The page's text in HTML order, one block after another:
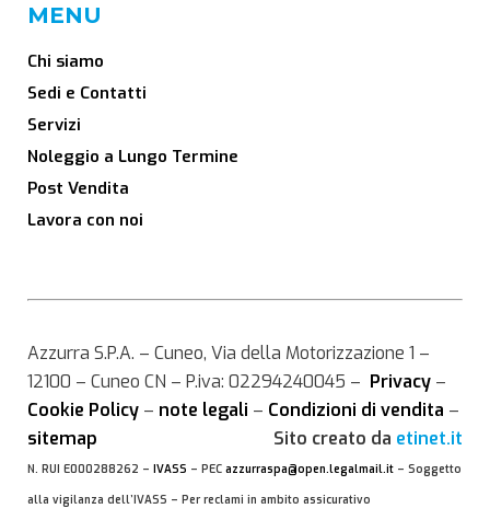
MENU
Chi siamo
Sedi e Contatti
Servizi
Noleggio a Lungo Termine
Post Vendita
Lavora con noi
Azzurra S.P.A. – Cuneo, Via della Motorizzazione 1 –
12100 – Cuneo CN – P.iva: 02294240045 – Privacy –
Cookie Policy – note legali – Condizioni di vendita –
sitemap
Sito creato da etinet.it
N. RUI E000288262 – IVASS – PEC azzurraspa@open.legalmail.it – Soggetto
alla vigilanza dell’IVASS – Per reclami in ambito assicurativo